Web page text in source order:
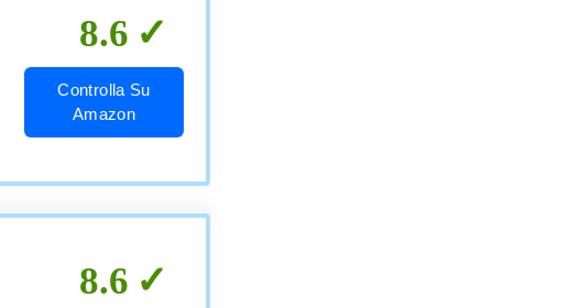
8.6
Controlla Su
Amazon
8.6